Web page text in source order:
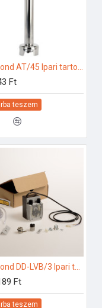
Diamond AT/45 Ipari tartozékok
Ft
teszem
Diamond DD-LVB/3 Ipari tartozékok
Ft
teszem